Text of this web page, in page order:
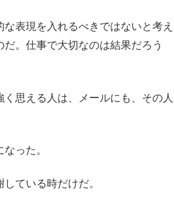
表現を入れるべきではないと考え
。仕事で大切なのは結果だろう
思える人は、メールにも、その人
った。
ている時だけだ。